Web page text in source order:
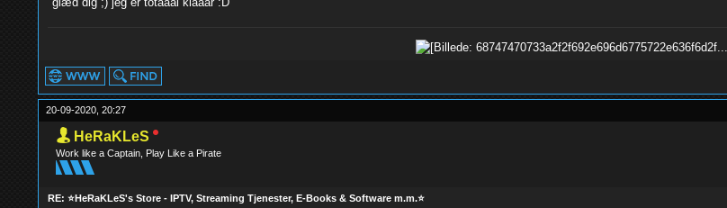
20-09-2020, 20:27
HeRaKLeS
Work like a Captain, Play Like a Pirate
RE: ⭐HeRaKLeS's Store - IPTV, Streaming Tjenester, E-Books & Software m.m.⭐